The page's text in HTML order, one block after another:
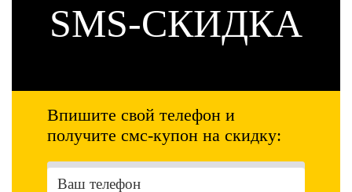
SMS-СКИДКА
Впишите свой телефон и
получите смс-купон на скидку: